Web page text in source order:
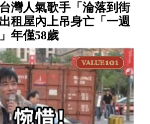
灣人氣歌手「淪落到街
租屋內上吊身亡「一週
年僅58歲